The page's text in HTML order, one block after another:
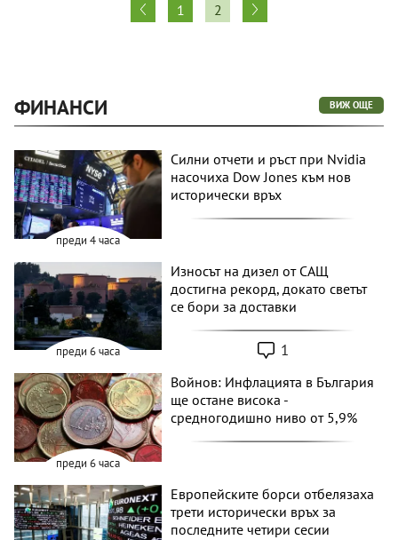
1 2
ФИНАНСИ ВИЖ ОЩЕ
преди 4 часа
Силни отчети и ръст при Nvidia
насочиха Dow Jones към нов
исторически връх
преди 6 часа
Износът на дизел от САЩ
достигна рекорд, докато светът
се бори за доставки
1
преди 6 часа
Войнов: Инфлацията в България
ще остане висока -
средногодишно ниво от 5,9%
Европейските борси отбелязаха
трети исторически връх за
последните четири сесии